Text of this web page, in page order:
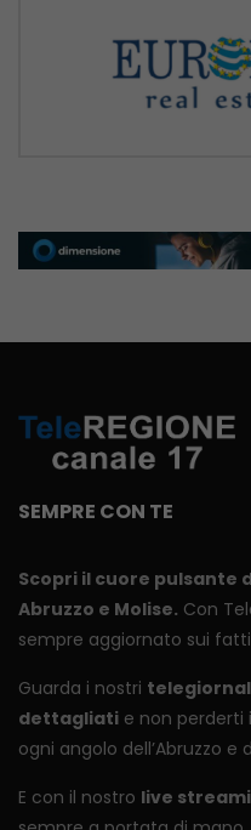
SEMPRE CON TE
Scopri il cuore pulsante
Abruzzo e Molise. Con
sempre aggiornato sui
Guarda i nostri
dettagliati e non perderti i
ogni angolo dell’Abruzzo e
E con il nostro live